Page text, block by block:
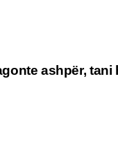
ashpër, tani